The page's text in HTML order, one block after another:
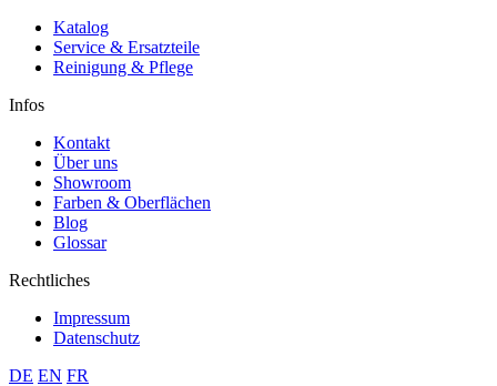
Katalog
Service & Ersatzteile
Reinigung & Pflege
Infos
Kontakt
Über uns
Showroom
Farben & Oberflächen
Blog
Glossar
Rechtliches
Impressum
Datenschutz
DE EN FR